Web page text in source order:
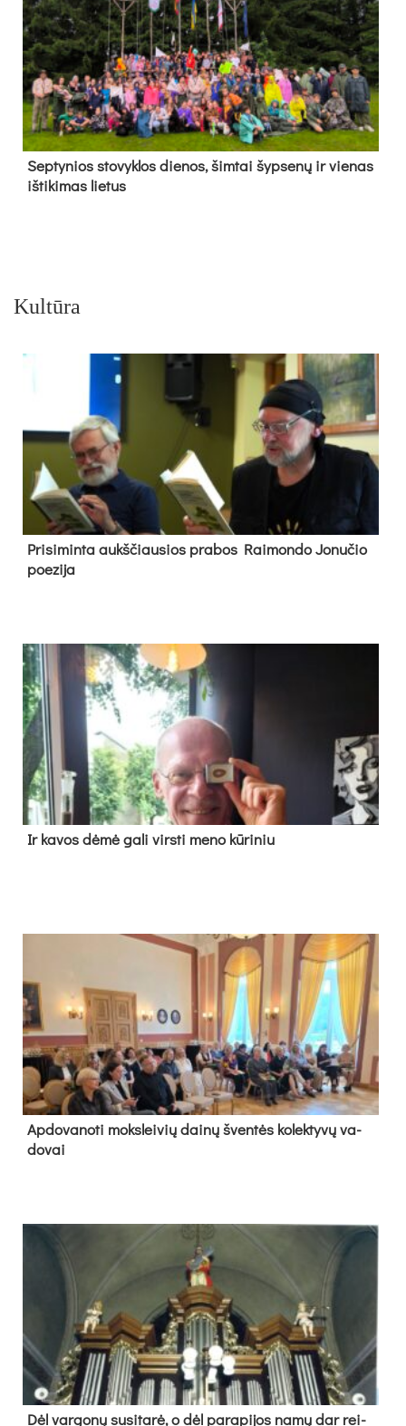
Sep­ty­nios sto­vyk­los die­nos, šim­tai šyp­se­nų ir vie­nas
iš­ti­ki­mas lie­tus
Kultūra
Pri­si­min­ta aukš­čiau­sios pra­bos Rai­mon­do Jo­nu­čio
poe­zi­ja
Ir ka­vos dė­mė ga­li virs­ti me­no kū­ri­niu
Ap­do­va­no­ti moks­lei­vių dai­nų šven­tės ko­lek­ty­vų va­
do­vai
Dėl var­go­nų su­si­ta­rė, o dėl pa­ra­pi­jos na­mų dar rei­